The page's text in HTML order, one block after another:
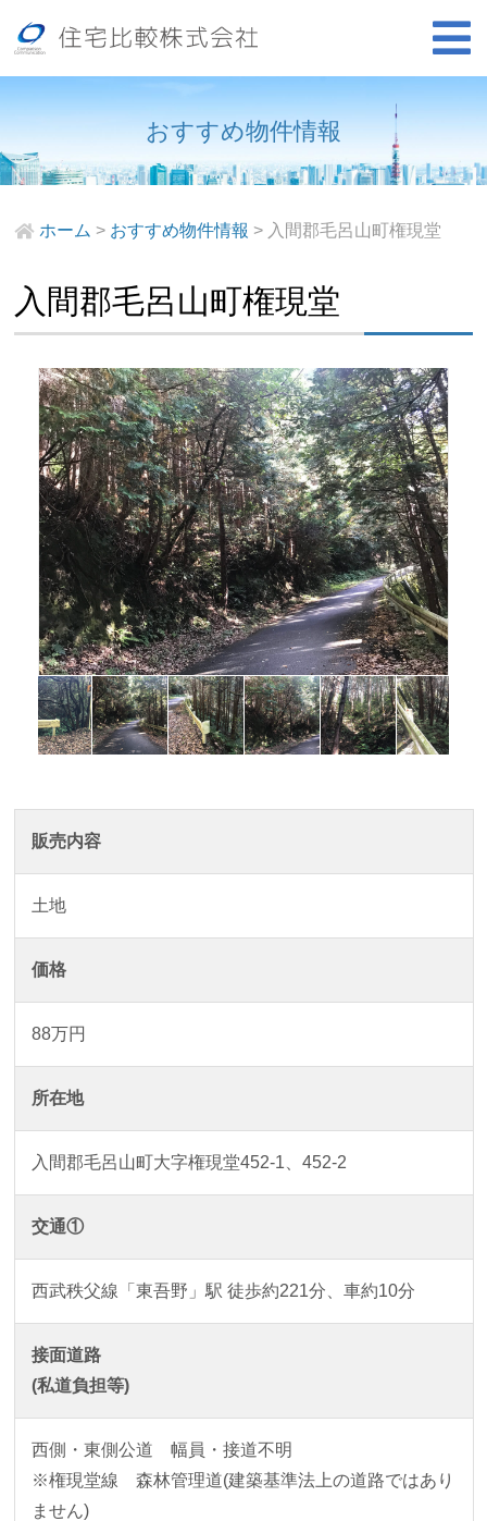
おすすめ物件情報
ホーム > おすすめ物件情報 > 入間郡毛呂山町権現堂
入間郡毛呂山町権現堂
販売内容
土地
価格
88万円
所在地
入間郡毛呂山町大字権現堂452-1、452-2
交通①
西武秩父線「東吾野」駅 徒歩約221分、車約10分
接面道路
(私道負担等)
西側・東側公道 幅員・接道不明
※権現堂線 森林管理道(建築基準法上の道路ではあり
ません)